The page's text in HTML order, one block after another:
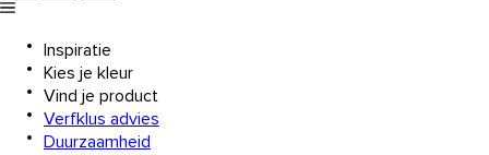
Inspiratie
Kies je kleur
Vind je product
Verfklus advies
Duurzaamheid